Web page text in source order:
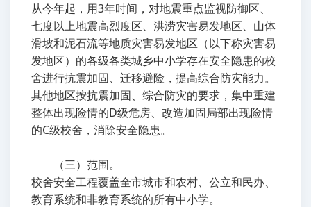
从今年起，用3年时间，对地震重点监视防御区、
七度以上地震高烈度区、洪涝灾害易发地区、山体
滑坡和泥石流等地质灾害易发地区（以下称灾害易
发地区）的各级各类城乡中小学存在安全隐患的校
舍进行抗震加固、迁移避险，提高综合防灾能力。
其他地区按抗震加固、综合防灾的要求，集中重建
整体出现险情的D级危房、改造加固局部出现险情
的C级校舍，消除安全隐患。
（三）范围。
校舍安全工程覆盖全市城市和农村、公立和民办、
教育系统和非教育系统的所有中小学。